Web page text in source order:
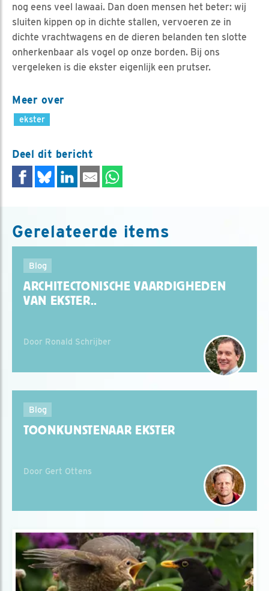
nog eens veel lawaai. Dan doen mensen het beter: wij
sluiten kippen op in dichte stallen, vervoeren ze in
dichte vrachtwagens en de dieren belanden ten slotte
onherkenbaar als vogel op onze borden. Bij ons
vergeleken is die ekster eigenlijk een prutser.
Meer over
ekster
Deel dit bericht
Gerelateerde items
Blog
ARCHITECTONISCHE VAARDIGHEDEN
VAN EKSTER..
Door Ronald Schrijber
Blog
TOONKUNSTENAAR EKSTER
Door Gert Ottens